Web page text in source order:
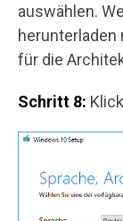
auswählen.
herunterladen
für die
Schritt 8: